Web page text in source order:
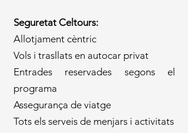
Seguretat Celtours:
Allotjament cèntric
Vols i trasllats en autocar privat
Entrades reservades segons el
programa
Assegurança de viatge
Tots els serveis de menjars i activitats